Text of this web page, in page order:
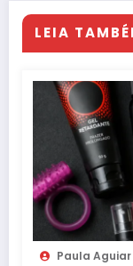
LEIA
Paula Aguiar